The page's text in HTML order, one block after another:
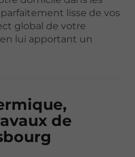
lisse de vos
global de votre
lui apportant un
de